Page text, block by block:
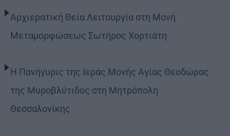
Αρχιερατική Θεία Λειτουργία στη Μονή
Μεταμορφώσεως Σωτήρος Χορτιάτη
Η Πανήγυρις της Ιεράς Μονής Αγίας Θεοδώρας
της Μυροβλύτιδος στη Μητρόπολη
Θεσσαλονίκης